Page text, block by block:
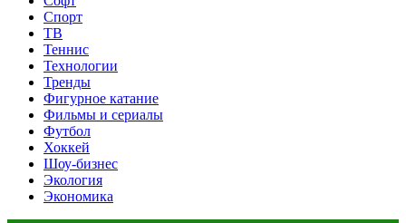
Спорт
ТВ
Теннис
Технологии
Тренды
Фигурное катание
Фильмы и сериалы
Футбол
Хоккей
Шоу-бизнес
Экология
Экономика